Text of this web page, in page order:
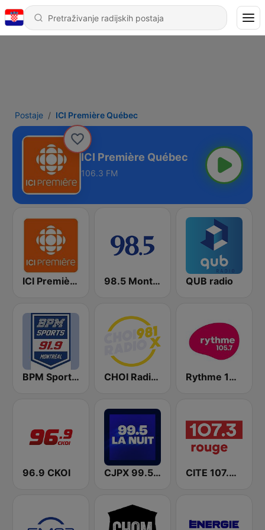
Postaje ICI Première Québec
ICI Première Québec
106.3 FM
ICI Première Montréal 98.5 Montréal QUB radio
BPM Sports 91.9 FM CHOI Radio X 98.1 FM Rythme 105.7 FM
96.9 CKOI CJPX 99.5 MTL CITE 107.3 Rouge FM